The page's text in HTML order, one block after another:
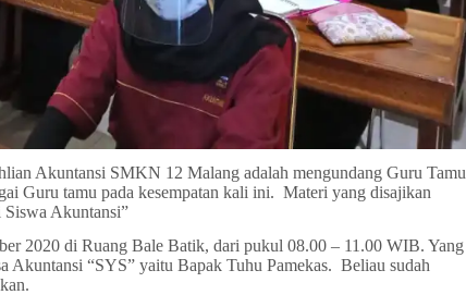
Akuntansi SMKN 12 Malang adalah mengundang Guru Tamu
Guru tamu pada kesempatan kali ini. Materi yang disajikan
Siswa Akuntansi”
2020 di Ruang Bale Batik, dari pukul 08.00 – 11.00 WIB. Yang
Akuntansi “SYS” yaitu Bapak Tuhu Pamekas. Beliau sudah